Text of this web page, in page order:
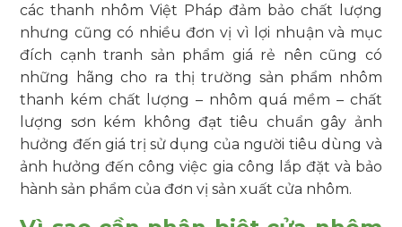
các thanh nhôm Việt Pháp đảm bảo chất lượng
nhưng cũng có nhiều đơn vị vì lợi nhuận và mục
đích cạnh tranh sản phẩm giá rẻ nên cũng có
những hãng cho ra thị trường sản phẩm nhôm
thanh kém chất lượng – nhôm quá mềm – chất
lượng sơn kém không đạt tiêu chuẩn gây ảnh
hưởng đến giá trị sử dụng của người tiêu dùng và
ảnh hưởng đến công việc gia công lắp đặt và bảo
hành sản phẩm của đơn vị sản xuất cửa nhôm.